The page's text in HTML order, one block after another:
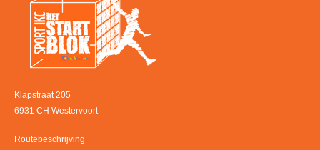
Klapstraat 205
6931 CH Westervoort
Routebeschrijving